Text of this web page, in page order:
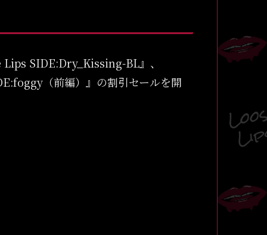
SIDE:Dry_Kissing-BL』、
（前編）』の割引セールを開